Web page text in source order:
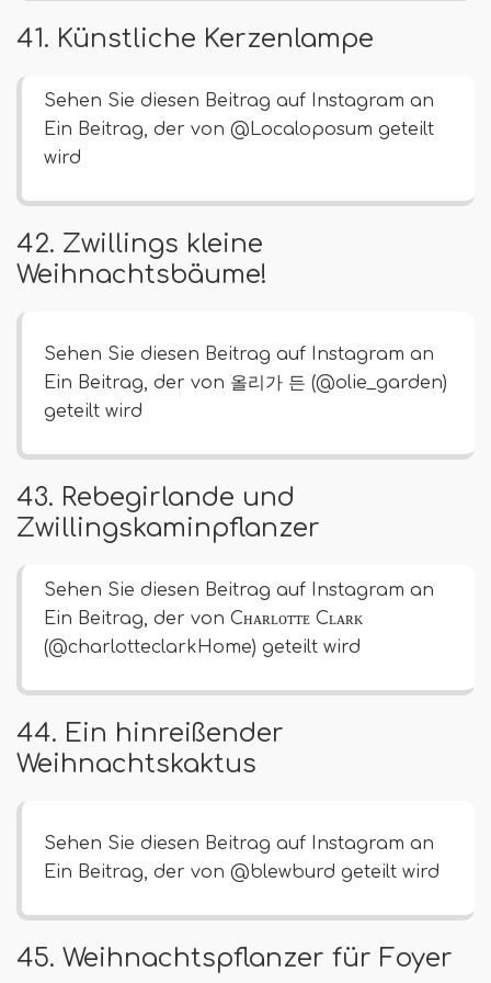
41. Künstliche Kerzenlampe
Sehen Sie diesen Beitrag auf Instagram an
Ein Beitrag, der von @Localoposum geteilt
wird
42. Zwillings kleine
Weihnachtsbäume!
Sehen Sie diesen Beitrag auf Instagram an
Ein Beitrag, der von 올리가 든 (@olie_garden)
geteilt wird
43. Rebegirlande und
Zwillingskaminpflanzer
Sehen Sie diesen Beitrag auf Instagram an
Ein Beitrag, der von Cʜᴀʀʟᴏᴛᴛᴇ Cʟᴀʀᴋ
(@charlotteclarkHome) geteilt wird
44. Ein hinreißender
Weihnachtskaktus
Sehen Sie diesen Beitrag auf Instagram an
Ein Beitrag, der von @blewburd geteilt wird
45. Weihnachtspflanzer für Foyer